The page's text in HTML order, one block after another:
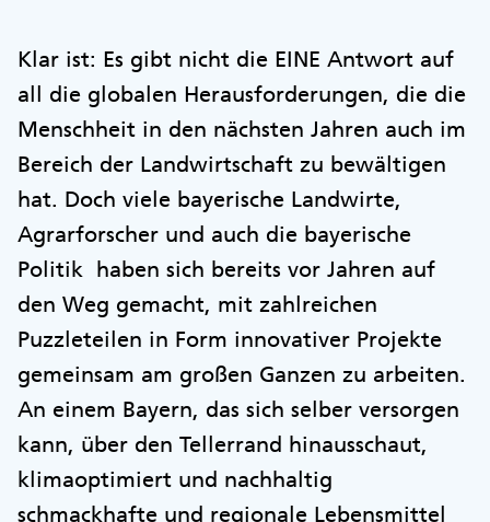
Klar ist: Es gibt nicht die EINE Antwort auf
all die globalen Herausforderungen, die die
Menschheit in den nächsten Jahren auch im
Bereich der Landwirtschaft zu bewältigen
hat. Doch viele bayerische Landwirte,
Agrarforscher und auch die bayerische
Politik haben sich bereits vor Jahren auf
den Weg gemacht, mit zahlreichen
Puzzleteilen in Form innovativer Projekte
gemeinsam am großen Ganzen zu arbeiten.
An einem Bayern, das sich selber versorgen
kann, über den Tellerrand hinausschaut,
klimaoptimiert und nachhaltig
schmackhafte und regionale Lebensmittel